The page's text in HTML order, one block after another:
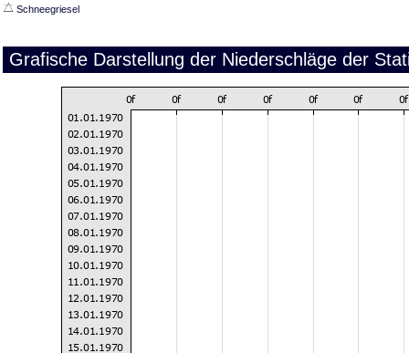
Schneegriesel
Grafische Darstellung der Niederschläge der